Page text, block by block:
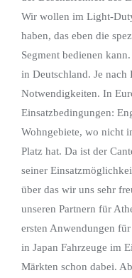
Wir wollen im Light-
haben, das eben die
Segment bedienen
in Deutschland. Je nach
Notwendigkeiten. In
Einsatzbedingungen:
Wohngebiete, wo nicht
Platz hat. Da ist der
seiner
über das wir uns sehr
unseren Partnern für
ersten Anwendungen
in Japan Fahrzeuge im
Märkten schon dabei.